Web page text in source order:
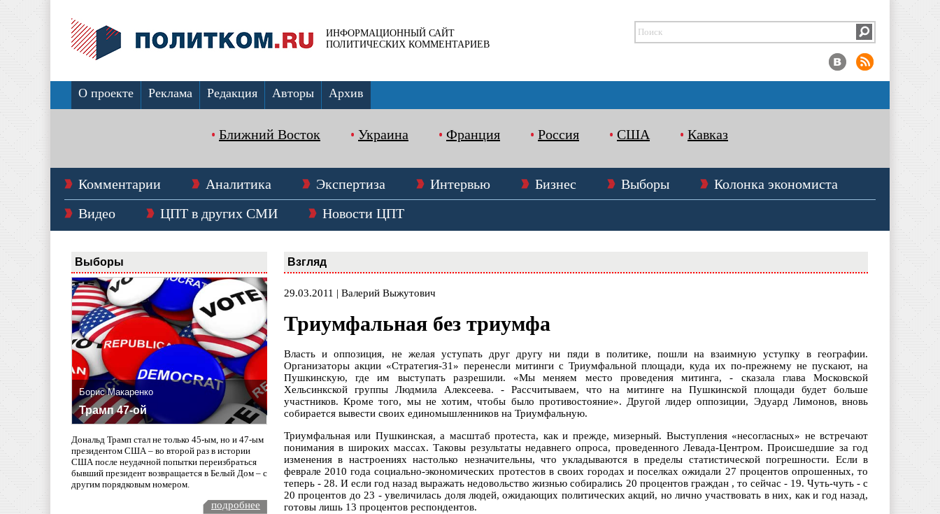
ИНФОРМАЦИОННЫЙ САЙТ
ПОЛИТИЧЕСКИХ КОММЕНТАРИЕВ
О проекте Реклама Редакция Авторы Архив
Ближний Восток Украина Франция Россия США Кавказ
Комментарии Аналитика Экспертиза Интервью Бизнес Выборы
Колонка экономиста
Видео
ЦПТ в других СМИ Новости ЦПТ
Выборы
Борис Макаренко
Трамп 47-ой
Дональд Трамп стал не только 45-ым, но и 47-ым
президентом США – во второй раз в истории
США после неудачной попытки переизбраться
бывший президент возвращается в Белый Дом – с
другим порядковым номером.
подробнее
Взгляд
29.03.2011 | Валерий Выжутович
Триумфальная без триумфа
Власть и оппозиция, не желая уступать друг другу ни пяди в политике, пошли на взаимную уступку в географии.
Организаторы акции «Стратегия-31» перенесли митинги с Триумфальной площади, куда их по-прежнему не пускают, на
Пушкинскую, где им выступать разрешили. «Мы меняем место проведения митинга, - сказала глава Московской
Хельсинкской группы Людмила Алексеева. - Рассчитываем, что на митинге на Пушкинской площади будет больше
участников. Кроме того, мы не хотим, чтобы было противостояние». Другой лидер оппозиции, Эдуард Лимонов, вновь
собирается вывести своих единомышленников на Триумфальную.
Триумфальная или Пушкинская, а масштаб протеста, как и прежде, мизерный. Выступления «несогласных» не встречают
понимания в широких массах. Таковы результаты недавнего опроса, проведенного Левада-Центром. Происшедшие за год
изменения в настроениях настолько незначительны, что укладываются в пределы статистической погрешности. Если в
феврале 2010 года социально-экономических протестов в своих городах и поселках ожидали 27 процентов опрошенных, то
теперь - 28. И если год назад выражать недовольство жизнью собирались 20 процентов граждан , то сейчас - 19. Чуть-чуть - с
20 процентов до 23 - увеличилась доля людей, ожидающих политических акций, но лично участвовать в них, как и год назад,
готовы лишь 13 процентов респондентов.